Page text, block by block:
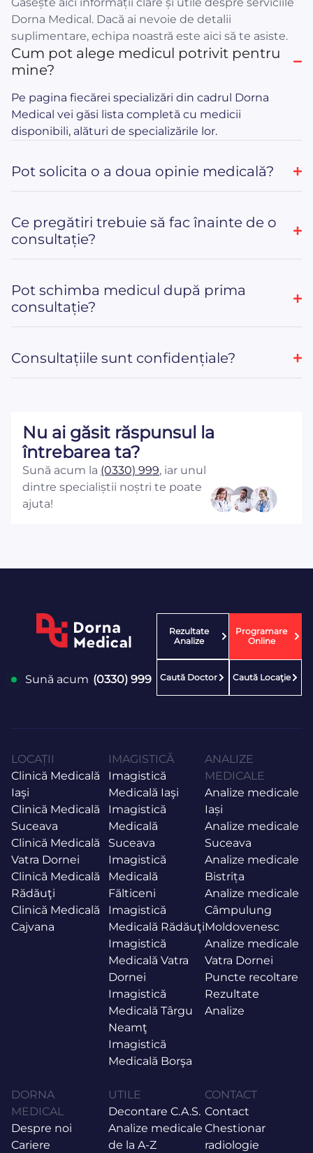
Dorna Medical. Dacă ai nevoie de detalii
suplimentare, echipa noastră este aici să te asiste.
Cum pot alege medicul potrivit pentru
mine?
Pe pagina fiecărei specializări din cadrul Dorna
Medical vei găsi lista completă cu medicii
disponibili, alături de specializările lor.
Pot solicita o a doua opinie medicală?
Ce pregătiri trebuie să fac înainte de o
consultație?
Pot schimba medicul după prima
consultație?
Consultațiile sunt confidențiale?
Nu ai găsit răspunsul la
întrebarea ta?
Sună acum la (0330) 999, iar unul
dintre specialiștii noștri te poate
ajuta!
Sună acum (0330) 999
Rezultate
Analize
Programare
Online
Caută Doctor Caută Locaţie
LOCAȚII
Clinică Medicală
Iaşi
Clinică Medicală
Suceava
Clinică Medicală
Vatra Dornei
Clinică Medicală
Rădăuţi
Clinică Medicală
Cajvana
IMAGISTICĂ
Imagistică
Medicală Iaşi
Imagistică
Medicală
Suceava
Imagistică
Medicală
Fălticeni
Imagistică
Medicală Rădăuţi
Imagistică
Medicală Vatra
Dornei
Imagistică
Medicală Târgu
Neamţ
Imagistică
Medicală Borşa
ANALIZE
MEDICALE
Analize medicale
Iași
Analize medicale
Suceava
Analize medicale
Bistrița
Analize medicale
Câmpulung
Moldovenesc
Analize medicale
Vatra Dornei
Puncte recoltare
Rezultate
Analize
DORNA
MEDICAL
Despre noi
Cariere
UTILE
Decontare C.A.S.
Analize medicale
de la A-Z
CONTACT
Contact
Chestionar
radiologie